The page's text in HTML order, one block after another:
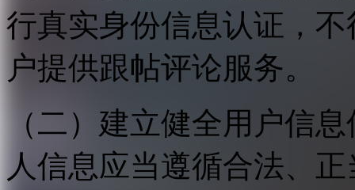
行真实身份信息认证，
户提供跟帖评论服务。
（二）建立健全用户信
人信息应当遵循合法、